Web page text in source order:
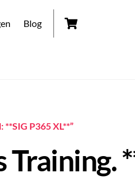
Blog
P365 XL**”